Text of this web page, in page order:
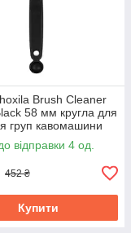
Brush Cleaner
58 мм кругла для
груп кавомашини
відправки 4 од.
452 ₴
Купити